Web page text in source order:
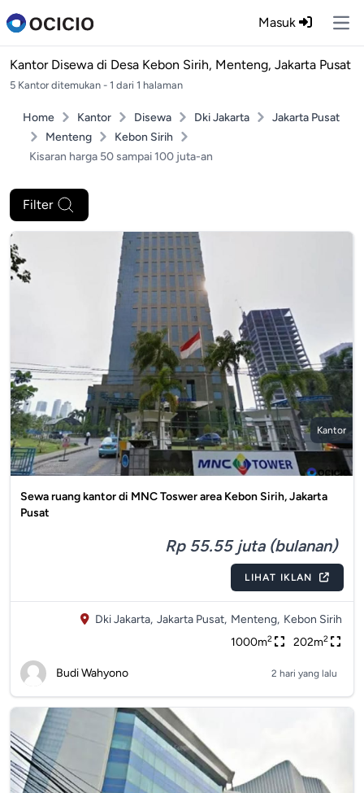
Masuk
Kantor Disewa di Desa Kebon Sirih, Menteng, Jakarta Pusat
5 Kantor ditemukan - 1 dari 1 halaman
Home Kantor Disewa Dki Jakarta
Jakarta Pusat
Menteng
Kebon Sirih
Kisaran harga 50 sampai 100 juta-an
Filter
Kantor
Sewa ruang kantor di MNC Toswer area Kebon Sirih, Jakarta
Pusat
Rp 55.55 juta (bulanan)
LIHAT IKLAN
Dki Jakarta, Jakarta Pusat, Menteng, Kebon Sirih
1000m2 202m2
Budi Wahyono 2 hari yang lalu